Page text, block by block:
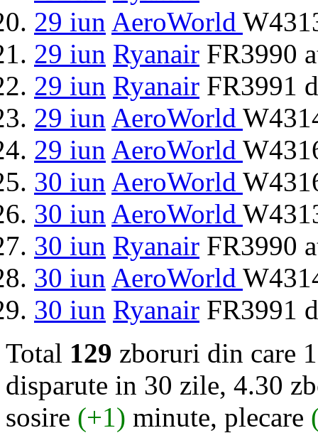
29 iun AeroWorld
29 iun Ryanair FR3990
29 iun Ryanair FR3991
29 iun AeroWorld
29 iun AeroWorld
30 iun AeroWorld
30 iun AeroWorld
30 iun Ryanair FR3990
30 iun AeroWorld
30 iun Ryanair FR3991
Total 129 zboruri din care
disparute in 30 zile, 4.30
sosire (+1) minute, plecare